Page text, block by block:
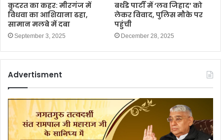
कुदरत का कहर: मीरगंज में
विधवा का आशियाना ढहा,
सामान मलबे में दबा
September 3, 2025
बर्थडे पार्टी में ‘लव जिहाद’ को
लेकर विवाद, पुलिस मौके पर
पहुंची
December 28, 2025
Advertisment